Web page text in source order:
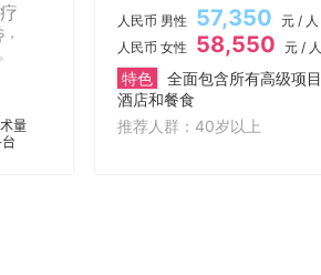
量
人民币 男性 57,350 元 / 人
人民币 女性
58,550 元 / 人
特色
全面包含所有高级项目
酒店和餐食
推荐人群：40岁以上